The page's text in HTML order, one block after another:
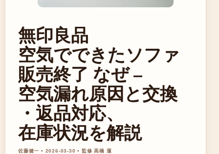
無印良品
空気でできたソファ
販売終了 なぜ –
空気漏れ原因と交換
・返品対応、
在庫状況を解説
佐藤健一 • 2026-03-30 • 監修 高橋 蓮